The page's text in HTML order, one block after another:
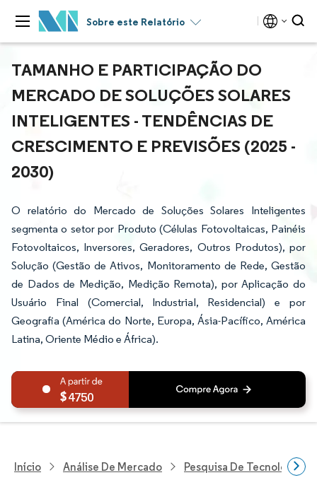
Sobre este Relatório
TAMANHO E PARTICIPAÇÃO DO
MERCADO DE SOLUÇÕES SOLARES
INTELIGENTES - TENDÊNCIAS DE
CRESCIMENTO E PREVISÕES (2025 -
2030)
O relatório do Mercado de Soluções Solares Inteligentes
segmenta o setor por Produto (Células Fotovoltaicas, Painéis
Fotovoltaicos, Inversores, Geradores, Outros Produtos), por
Solução (Gestão de Ativos, Monitoramento de Rede, Gestão
de Dados de Medição, Medição Remota), por Aplicação do
Usuário Final (Comercial, Industrial, Residencial) e por
Geografia (América do Norte, Europa, Ásia-Pacífico, América
Latina, Oriente Médio e África).
4750
Início Análise De Mercado Pesquisa De Tecnologia,